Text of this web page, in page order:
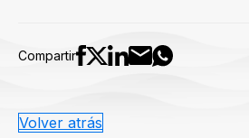
Compartir
Volver atrás